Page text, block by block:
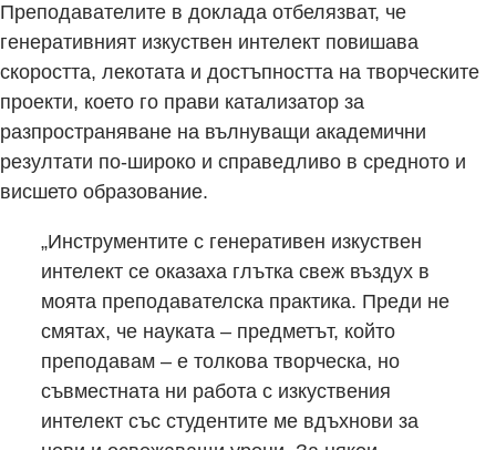
Преподавателите в доклада отбелязват, че
генеративният изкуствен интелект повишава
скоростта, лекотата и достъпността на творческите
проекти, което го прави катализатор за
разпространяване на вълнуващи академични
резултати по-широко и справедливо в средното и
висшето образование.
„Инструментите с генеративен изкуствен
интелект се оказаха глътка свеж въздух в
моята преподавателска практика. Преди не
смятах, че науката – предметът, който
преподавам – е толкова творческа, но
съвместната ни работа с изкуствения
интелект със студентите ме вдъхнови за